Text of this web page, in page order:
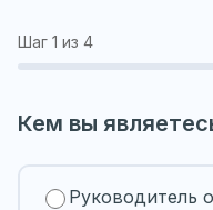
Шаг 1 из 4
Кем вы
Руководитель